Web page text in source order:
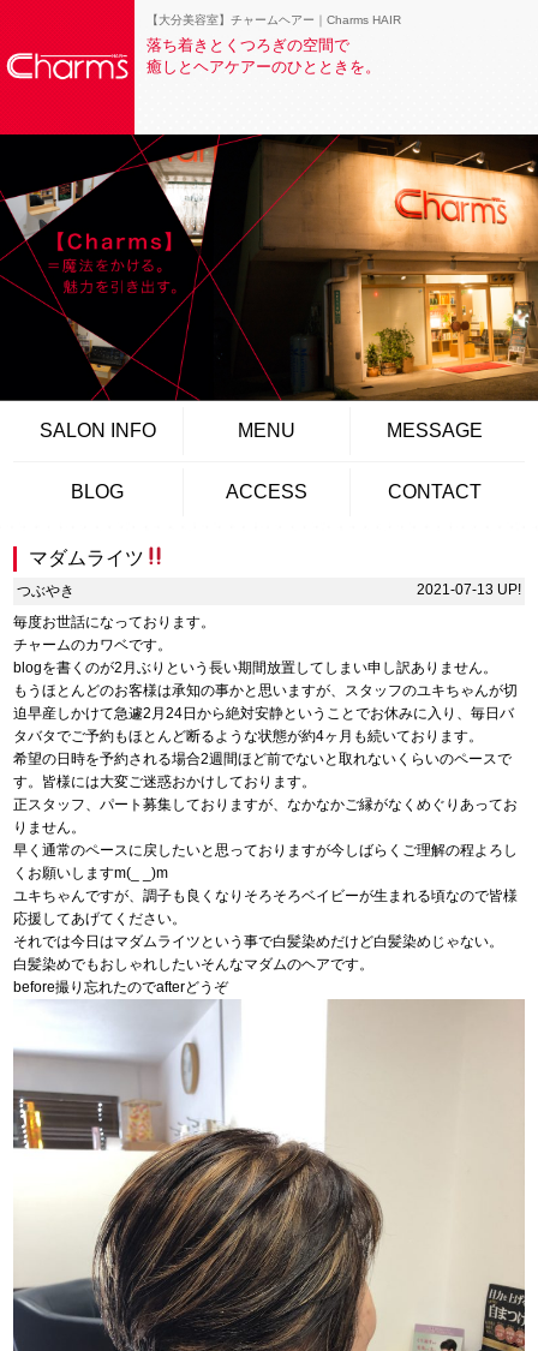
【大分美容室】チャームヘアー｜Charms HAIR
落ち着きとくつろぎの空間で
癒しとヘアケアーのひとときを。
SALON INFO MENU MESSAGE
BLOG ACCESS CONTACT
マダムライツ
つぶやき
2021-07-13 UP!
毎度お世話になっております。
チャームのカワベです。
blogを書くのが2月ぶりという長い期間放置してしまい申し訳ありません。
もうほとんどのお客様は承知の事かと思いますが、スタッフのユキちゃんが切
迫早産しかけて急遽2月24日から絶対安静ということでお休みに入り、毎日バ
タバタでご予約もほとんど断るような状態が約4ヶ月も続いております。
希望の日時を予約される場合2週間ほど前でないと取れないくらいのペースで
す。皆様には大変ご迷惑おかけしております。
正スタッフ、パート募集しておりますが、なかなかご縁がなくめぐりあってお
りません。
早く通常のペースに戻したいと思っておりますが今しばらくご理解の程よろし
くお願いしますm(_ _)m
ユキちゃんですが、調子も良くなりそろそろベイビーが生まれる頃なので皆様
応援してあげてください。
それでは今日はマダムライツという事で白髪染めだけど白髪染めじゃない。
白髪染めでもおしゃれしたいそんなマダムのヘアです。
before撮り忘れたのでafterどうぞ